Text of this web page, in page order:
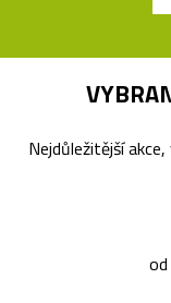
Nejdůležitější